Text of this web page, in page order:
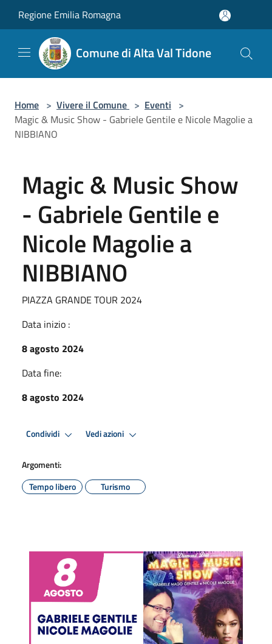
Regione Emilia Romagna
Comune di Alta Val Tidone
Home > Vivere il Comune > Eventi >
Magic & Music Show - Gabriele Gentile e Nicole Magolie a
NIBBIANO
Magic & Music Show
- Gabriele Gentile e
Nicole Magolie a
NIBBIANO
PIAZZA GRANDE TOUR 2024
Data inizio :
8 agosto 2024
Data fine:
8 agosto 2024
Condividi Vedi azioni
Argomenti:
Tempo libero
Turismo